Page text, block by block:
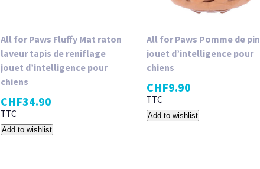
All for Paws Fluffy Mat raton
laveur tapis de reniflage
jouet d’intelligence pour
chiens
CHF34.90
TTC
Add to wishlist
All for Paws Pomme de pin
jouet d’intelligence pour
chiens
CHF9.90
TTC
Add to wishlist